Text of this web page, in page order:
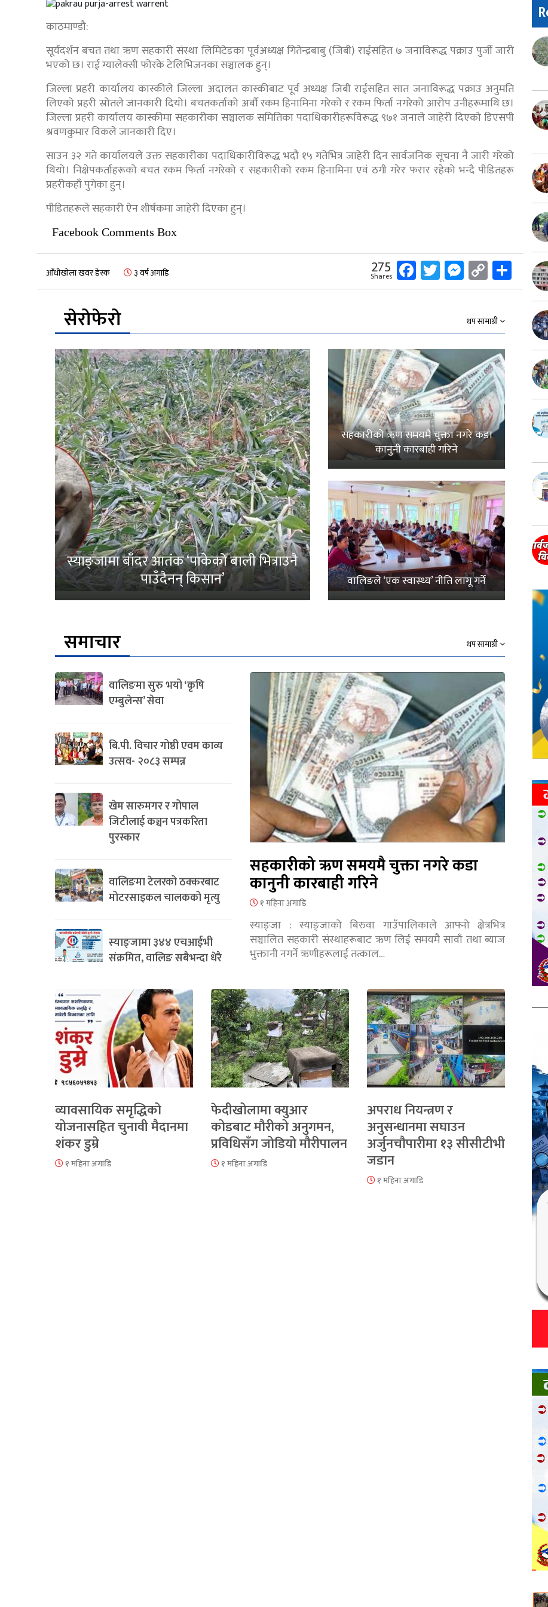
काठमाण्डौ:
सूर्यदर्शन बचत तथा ऋण सहकारी संस्था लिमिटेडका पूर्वअध्यक्ष गितेन्द्रबाबु (जिबी) राईसहित ७ जनाविरूद्ध पक्राउ पुर्जी जारी
भएको छ। राई ग्यालेक्सी फोरके टेलिभिजनका सञ्चालक हुन्।
जिल्ला प्रहरी कार्यालय कास्कीले जिल्ला अदालत कास्कीबाट पूर्व अध्यक्ष जिबी राईसहित सात जनाविरूद्ध पक्राउ अनुमति
लिएको प्रहरी स्रोतले जानकारी दियो। बचतकर्ताको अर्बौं रकम हिनामिना गरेको र रकम फिर्ता नगरेको आरोप उनीहरूमाथि छ।
जिल्ला प्रहरी कार्यालय कास्कीमा सहकारीका सञ्चालक समितिका पदाधिकारीहरूविरूद्ध ९७१ जनाले जाहेरी दिएको डिएसपी
श्रवणकुमार विकले जानकारी दिए।
साउन ३२ गते कार्यालयले उक्त सहकारीका पदाधिकारीविरूद्ध भदौ १५ गतेभित्र जाहेरी दिन सार्वजनिक सूचना नै जारी गरेको
थियो। निक्षेपकर्ताहरूको बचत रकम फिर्ता नगरेको र सहकारीको रकम हिनामिना एवं ठगी गरेर फरार रहेको भन्दै पीडितहरू
प्रहरीकहाँ पुगेका हुन्।
पीडितहरूले सहकारी ऐन शीर्षकमा जाहेरी दिएका हुन्।
Facebook Comments Box
आँधीखोला खवर डेस्क ३ वर्ष अगाडि 275
Shares Facebook
TwitterCopy
Link
सेरोफेरो
थप सामाग्री
स्याङ्जामा बाँदर आतंक ‘पाकेको बाली भित्राउनै
पाउँदैनन् किसान’
सहकारीको ऋण समयमै चुक्ता नगरे कडा
कानुनी कारबाही गरिने
वालिङले ‘एक स्वास्थ्य’ नीति लागू गर्ने
समाचार थप सामाग्री
वालिङमा सुरु भयो ‘कृषि
एम्बुलेन्स’ सेवा
बि.पी. विचार गोष्ठी एवम काव्य
उत्सव- २०८३ सम्पन्न
खेम सारुमगर र गोपाल
जिटीलाई कञ्चन पत्रकरिता
पुरस्कार
वालिङमा टेलरको ठक्करबाट
मोटरसाइकल चालकको मृत्यु
स्याङ्जामा ३४४ एचआईभी
संक्रमित, वालिङ सबैभन्दा धेरै
सहकारीको ऋण समयमै चुक्ता नगरे कडा
कानुनी कारबाही गरिने
१ महिना अगाडि
स्याङ्जा : स्याङ्जाको बिरुवा गाउँपालिकाले आफ्नो क्षेत्रभित्र
सञ्चालित सहकारी संस्थाहरूबाट ऋण लिई समयमै सावाँ तथा ब्याज
भुक्तानी नगर्ने ऋणीहरूलाई तत्काल…
व्यावसायिक समृद्धिको
योजनासहित चुनावी मैदानमा
शंकर डुम्रे
१ महिना अगाडि
फेदीखोलामा क्युआर
कोडबाट मौरीको अनुगमन,
प्रविधिसँग जोडियो मौरीपालन
१ महिना अगाडि
अपराध नियन्त्रण र
अनुसन्धानमा सघाउन
अर्जुनचौपारीमा १३ सीसीटीभी
जडान
१ महिना अगाडि